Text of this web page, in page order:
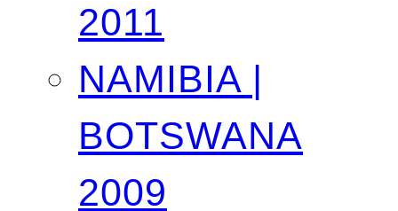
2011
NAMIBIA |
BOTSWANA
2009